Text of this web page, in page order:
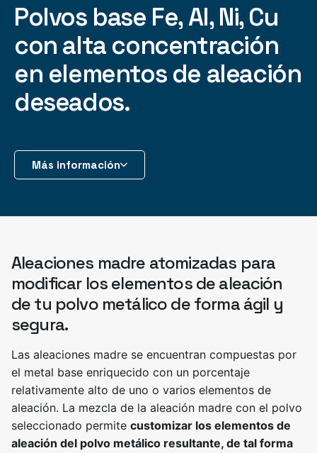
Polvos base Fe, Al, Ni, Cu
con alta concentración
en elementos de aleación
deseados.
Más información
Aleaciones madre atomizadas para
modificar los elementos de aleación
de tu polvo metálico de forma ágil y
segura.
Las aleaciones madre se encuentran compuestas por
el metal base enriquecido con un porcentaje
relativamente alto de uno o varios elementos de
aleación. La mezcla de la aleación madre con el polvo
seleccionado permite customizar los elementos de
aleación del polvo metálico resultante, de tal forma